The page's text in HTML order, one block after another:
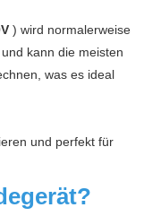
) wird normalerweise
kann die meisten
was es ideal
und perfekt für